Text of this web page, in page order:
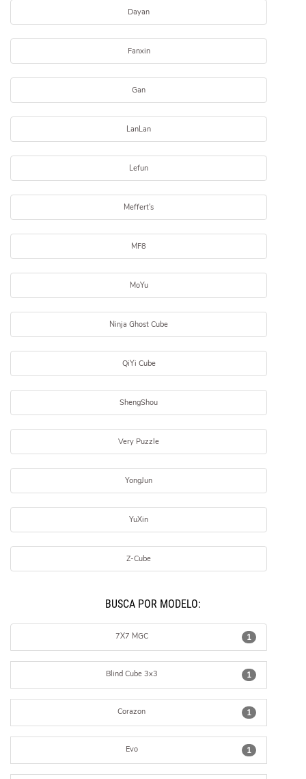
Dayan
Fanxin
Gan
LanLan
Lefun
Meffert's
MF8
MoYu
Ninja Ghost Cube
QiYi Cube
ShengShou
Very Puzzle
YongJun
YuXin
Z-Cube
BUSCÁ POR MODELO:
1
7X7 MGC
1
Blind Cube 3x3
1
Corazon
1
Evo